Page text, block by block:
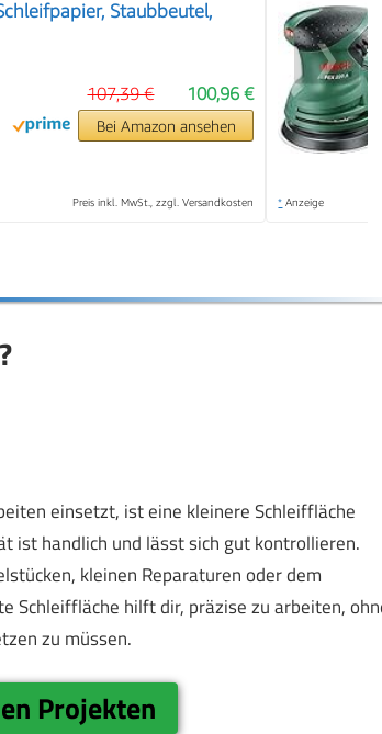
Staubbeutel,
100,96 €
107,39 €
Bei Amazon ansehen
Preis inkl. MwSt., zzgl. Versandkosten * Anzeige
❯
einsetzt, ist eine kleinere Schleiffläche
ist handlich und lässt sich gut kontrollieren.
kleinen Reparaturen oder dem
Schleiffläche hilft dir, präzise zu arbeiten,
zu müssen.
Projekten